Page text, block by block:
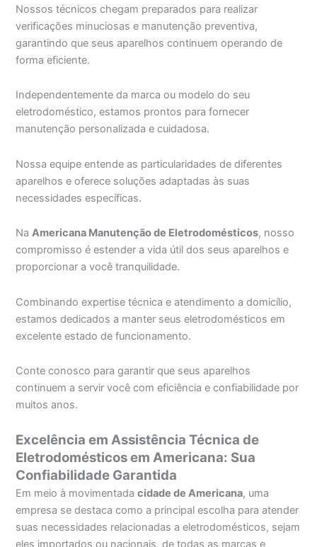
Nossos técnicos chegam preparados para realizar
verificações minuciosas e manutenção preventiva,
garantindo que seus aparelhos continuem operando de
forma eficiente.
Independentemente da marca ou modelo do seu
eletrodoméstico, estamos prontos para fornecer
manutenção personalizada e cuidadosa.
Nossa equipe entende as particularidades de diferentes
aparelhos e oferece soluções adaptadas às suas
necessidades específicas.
NaAmericana Manutenção de Eletrodomésticos, nosso
compromisso é estender a vida útil dos seus aparelhos e
proporcionar a você tranquilidade.
Combinando expertise técnica e atendimento a domicílio,
estamos dedicados a manter seus eletrodomésticos em
excelente estado de funcionamento.
Conte conosco para garantir que seus aparelhos
continuem a servir você com eficiência e confiabilidade por
muitos anos.
Excelência em Assistência Técnica de
Eletrodomésticos em Americana: Sua
Confiabilidade Garantida
Em meio à movimentadacidade de Americana, uma
empresa se destaca como a principal escolha para atender
suas necessidades relacionadas a eletrodomésticos, sejam
eles importados ou nacionais, de todas as marcas e